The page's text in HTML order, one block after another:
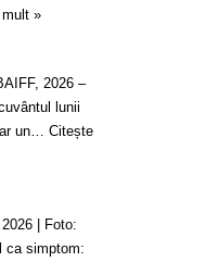
»
2026 –
lunii
un… Citește
| Foto:
ca simptom: